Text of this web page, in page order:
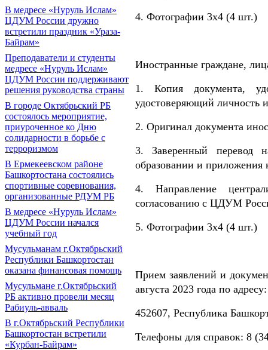
В медресе «Нуруль Ислам»
ЦДУМ России дружно
встретили праздник «Ураза-
Байрам»
Преподаватели и студенты
медресе «Нуруль Ислам»
ЦДУМ России поддерживают
решения руководства страны
В городе Октябрьский РБ
состоялось мероприятие,
приуроченное ко Дню
солидарности в борьбе с
терроризмом
В Ермекеевском районе
Башкортостана состоялись
спортивные соревнования,
организованные РДУМ РБ
В медресе «Нуруль Ислам»
ЦДУМ России начался
учебный год
Мусульманам г.Октябрьский
Республики Башкортостан
оказана финансовая помощь
Мусульмане г.Октябрьский
РБ активно провели месяц
Рабиуль-авваль
В г.Октябрьский Республики
Башкортостан встретили
«Курбан-Байрам»
4. Фотографии 3х4 (4 шт.)
Иностранные граждане,
1. Копия документа,
удостоверяющий личность
2. Оригинал документа
3. Заверенный перевод
образовании и приложения
4. Направление
согласованию с ЦДУМ
5. Фотографии 3х4 (4 шт.)
Прием заявлений и
августа 2023 года по адресу:
452607, Республика
Телефоны для справок: 8